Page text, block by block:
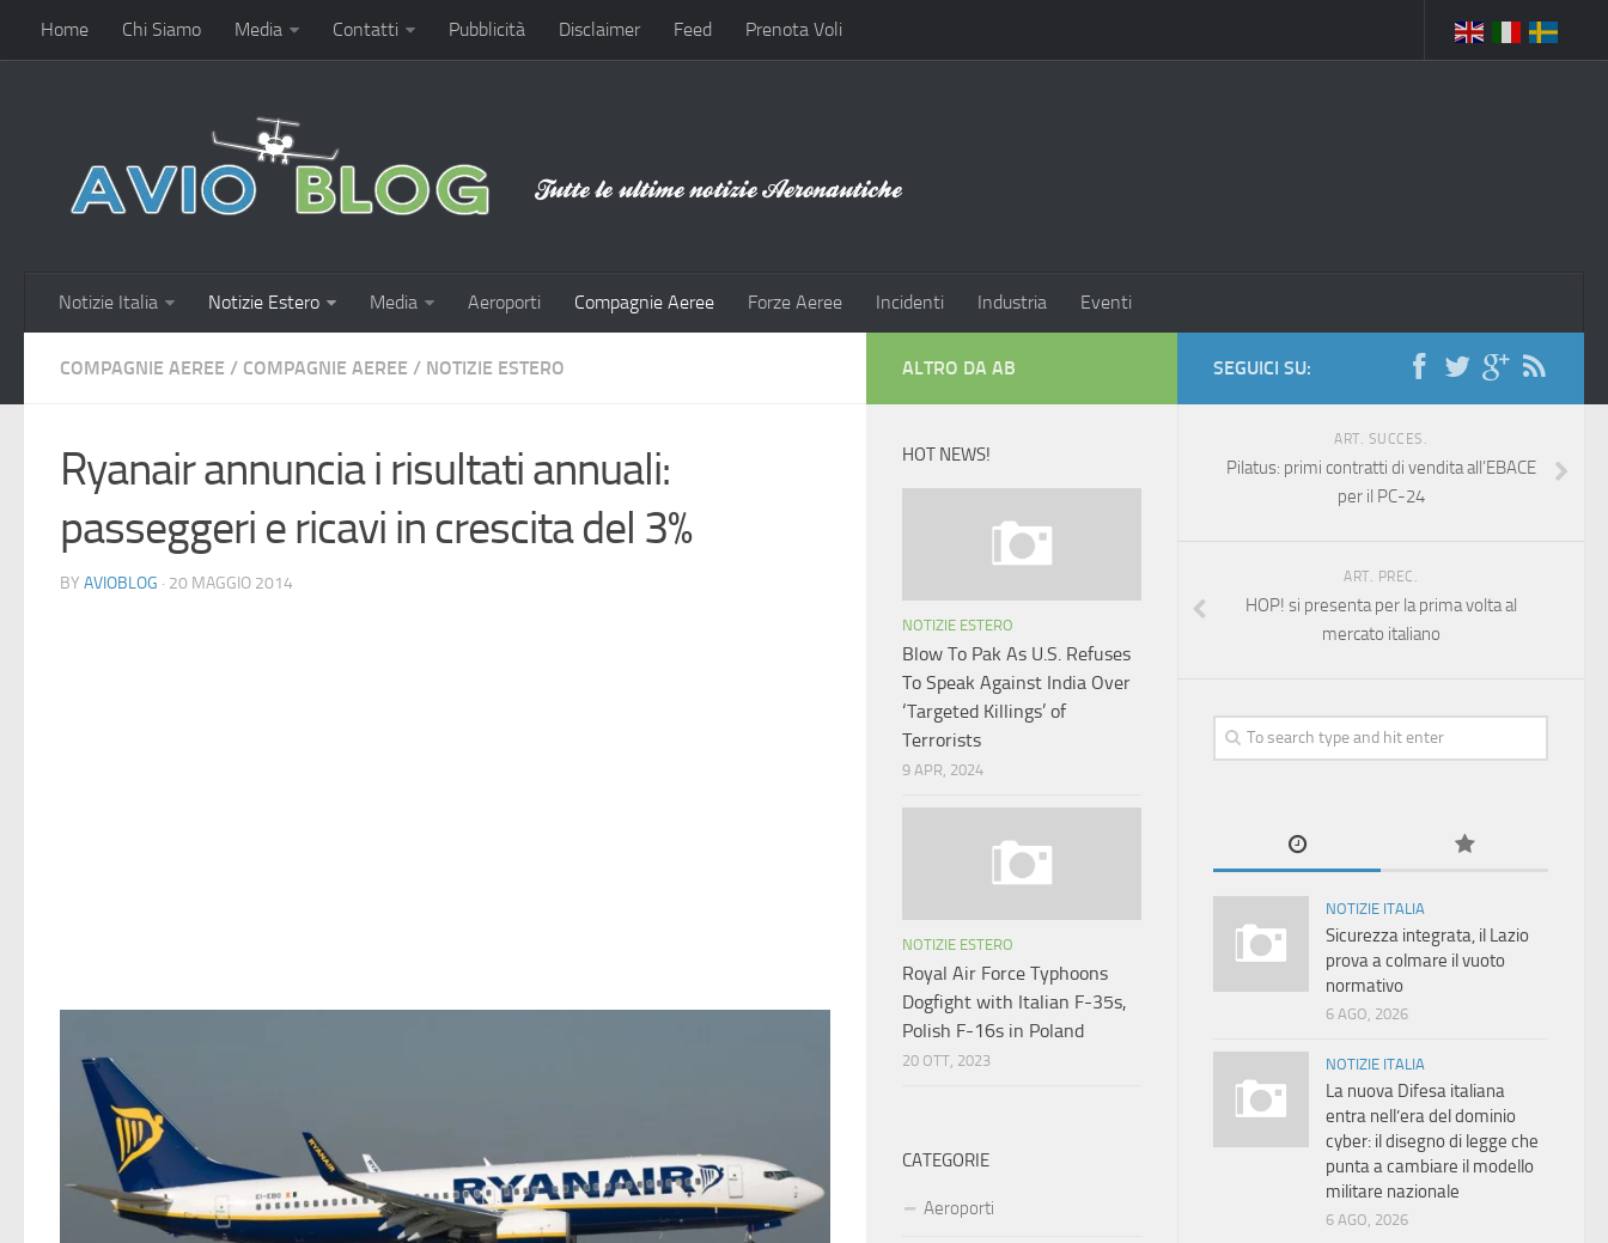
Home Chi Siamo Media Contatti Pubblicità Disclaimer Feed Prenota Voli
Notizie Italia Notizie Estero Media Aeroporti Compagnie Aeree Forze Aeree Incidenti Industria Eventi
COMPAGNIE AEREE / COMPAGNIE AEREE / NOTIZIE ESTERO
Ryanair annuncia i risultati annuali:
passeggeri e ricavi in crescita del 3%
BY AVIOBLOG · 20 MAGGIO 2014
SEGUICI SU:
ART. SUCCES.
Pilatus: primi contratti di vendita all’EBACE
per il PC-24
ART. PREC.
HOP! si presenta per la prima volta al
mercato italiano
NOTIZIE ITALIA
Sicurezza integrata, il Lazio
prova a colmare il vuoto
normativo
6 AGO, 2026
NOTIZIE ITALIA
La nuova Difesa italiana
entra nell’era del dominio
cyber: il disegno di legge che
punta a cambiare il modello
militare nazionale
6 AGO, 2026
ALTRO DA AB
HOT NEWS!
NOTIZIE ESTERO
Blow To Pak As U.S. Refuses
To Speak Against India Over
‘Targeted Killings’ of
Terrorists
9 APR, 2024
NOTIZIE ESTERO
Royal Air Force Typhoons
Dogfight with Italian F-35s,
Polish F-16s in Poland
20 OTT, 2023
CATEGORIE
Aeroporti